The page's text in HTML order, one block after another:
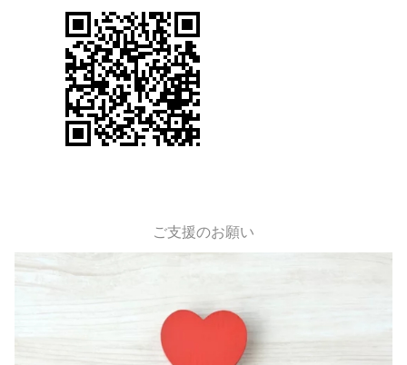
ご支援のお願い